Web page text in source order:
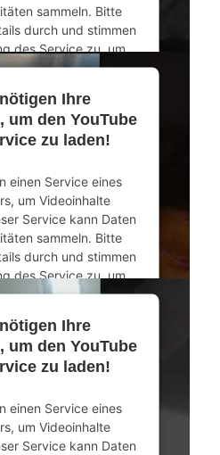
sammeln. Bitte
durch und stimmen
des Service zu, um
anzusehen.
Consent
Platform&eRecht24
Ihre
um den YouTube
zu laden!
einen Service eines
um Videoinhalte
Service kann Daten
sammeln. Bitte
durch und stimmen
des Service zu, um
anzusehen.
Consent
Platform&eRecht24
Ihre
um den YouTube
zu laden!
einen Service eines
um Videoinhalte
Service kann Daten